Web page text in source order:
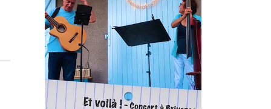
Ondine